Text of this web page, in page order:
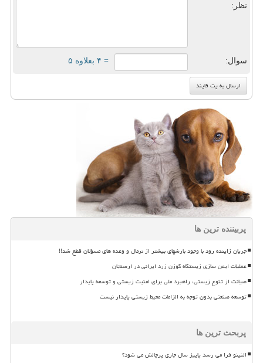
نظر:
سوال: = ۴ بعلاوه ۵
پربیننده ترین ها
جریان زاینده رود با وجود بارشهای بیشتر از نرمال و وعده های مسؤلان قطع شد!!
عملیات ایمن سازی زیستگاه گوزن زرد ایرانی در ارسنجان
صیانت از تنوع زیستی، راهبرد ملی برای امنیت زیستی و توسعه پایدار
توسعه صنعتی بدون توجه به الزامات محیط زیستی پایدار نیست
پربحث ترین ها
النینو فرا می رسد پاییز سال جاری پرچالش می شود؟